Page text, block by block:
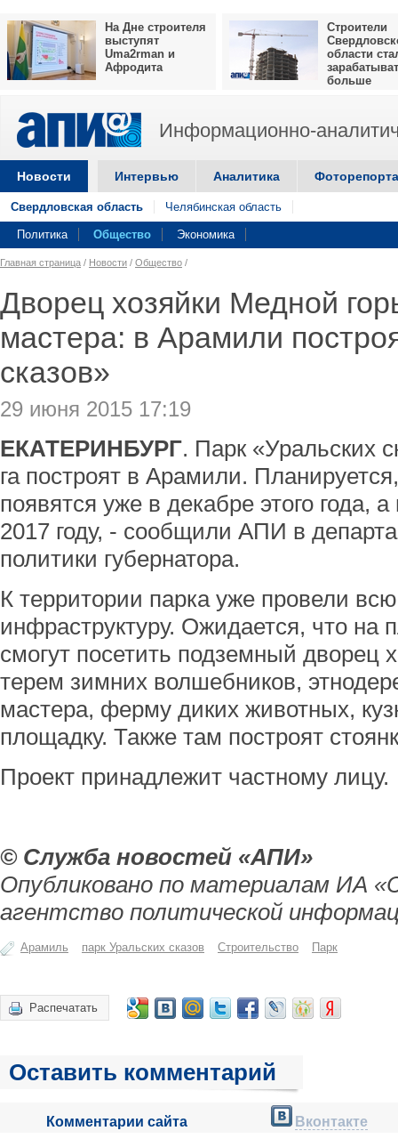
На Дне строителя
выступят
Uma2rman и
Афродита
Строители
области
больше
Информационно-
Новости Интервью Аналитика
Свердловская область Челябинская область
Политика Общество Экономика
Главная страница / Новости / Общество /
Дворец хозяйки Медной
мастера: в Арамили
сказов»
29 июня 2015 17:19
ЕКАТЕРИНБУРГ. Парк «Уральских
га построят в Арамили.
появятся уже в декабре этого года,
2017 году, - сообщили АПИ в
политики губернатора.
К территории парка уже провели
инфраструктуру. Ожидается, что на
смогут посетить подземный дворец
терем зимних волшебников,
мастера, ферму диких животных,
площадку. Также там построят
Проект принадлежит частному лицу.
© Служба новостей «АПИ»
Опубликовано по материалам ИА
агентство политической
Арамиль парк Уральских сказов Строительство Парк
Распечатать
Оставить комментарий
Комментарии сайта Вконтакте